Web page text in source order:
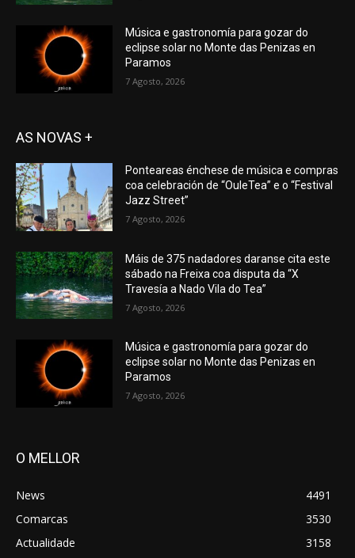
Música e gastronomía para gozar do
eclipse solar no Monte das Penizas en
Paramos
7 Agosto, 2026
AS NOVAS +
Ponteareas énchese de música e compras
coa celebración de “OuleTea” e o “Festival
Jazz Street”
7 Agosto, 2026
Máis de 375 nadadores daranse cita este
sábado na Freixa coa disputa da “X
Travesía a Nado Vila do Tea”
7 Agosto, 2026
Música e gastronomía para gozar do
eclipse solar no Monte das Penizas en
Paramos
7 Agosto, 2026
O MELLOR
News
4491
Comarcas
3530
Actualidade
3158